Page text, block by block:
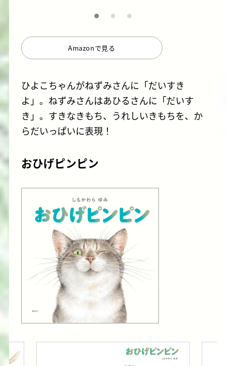
Amazonで見る
ひよこちゃんがねずみさんに「だいすき
よ」。ねずみさんはあひるさんに「だいす
き」。すきなきもち、うれしいきもちを、か
らだいっぱいに表現！
おひげピンピン